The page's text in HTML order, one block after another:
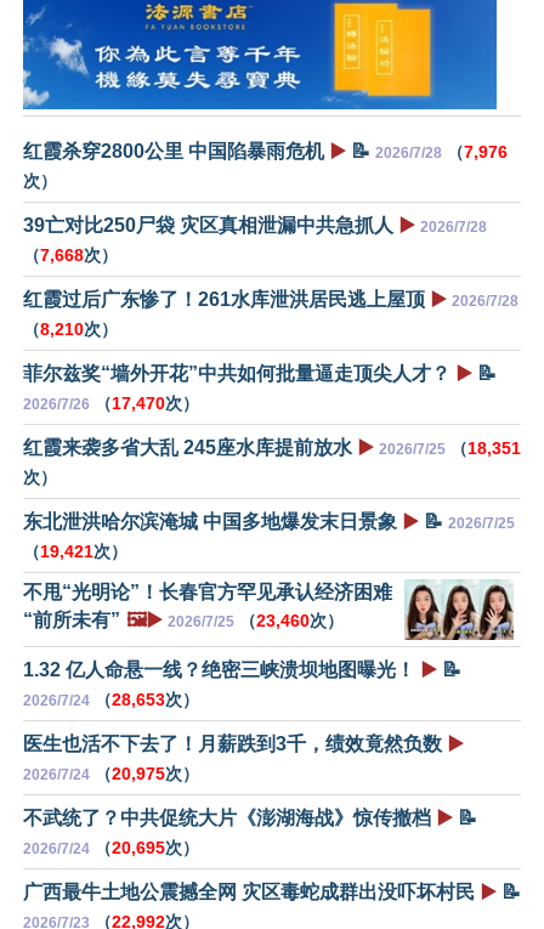
红霞杀穿2800公里 中国陷暴雨危机 ▶️ 📝 2026/7/28 （7,976
次）
39亡对比250尸袋 灾区真相泄漏中共急抓人 ▶️ 2026/7/28
（7,668次）
红霞过后广东惨了！261水库泄洪居民逃上屋顶 ▶️ 2026/7/28
（8,210次）
菲尔兹奖“墙外开花”中共如何批量逼走顶尖人才？ ▶️ 📝
2026/7/26 （17,470次）
红霞来袭多省大乱 245座水库提前放水 ▶️ 2026/7/25 （18,351
次）
东北泄洪哈尔滨淹城 中国多地爆发末日景象 ▶️ 📝 2026/7/25
（19,421次）
不甩“光明论”！长春官方罕见承认经济困难
“前所未有” 🖼️▶️ 2026/7/25 （23,460次）
1.32 亿人命悬一线？绝密三峡溃坝地图曝光！ ▶️ 📝
2026/7/24 （28,653次）
医生也活不下去了！月薪跌到3千，绩效竟然负数 ▶️
2026/7/24 （20,975次）
不武统了？中共促统大片《澎湖海战》惊传撤档 ▶️ 📝
2026/7/24 （20,695次）
广西最牛土地公震撼全网 灾区毒蛇成群出没吓坏村民 ▶️ 📝
2026/7/23 （22,992次）